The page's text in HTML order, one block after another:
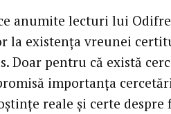
anumite lecturi lui
la existenţa vreunei
Doar pentru că există
importanţa
reale şi certe despre